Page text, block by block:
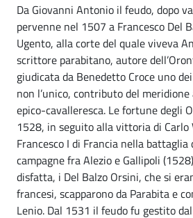
Da Giovanni Antonio il feudo, dopo
pervenne nel 1507 a Francesco Del
Ugento, alla corte del quale viveva
scrittore parabitano, autore
giudicata da Benedetto Croce uno
non l’unico, contributo del
epico-cavalleresca. Le fortune degli
1528, in seguito alla vittoria di Carlo
Francesco I di Francia nella battaglia
campagne fra Alezio e Gallipoli
disfatta, i Del Balzo Orsini, che si
francesi, scapparono da Parabita e
Lenio. Dal 1531 il feudo fu gestito